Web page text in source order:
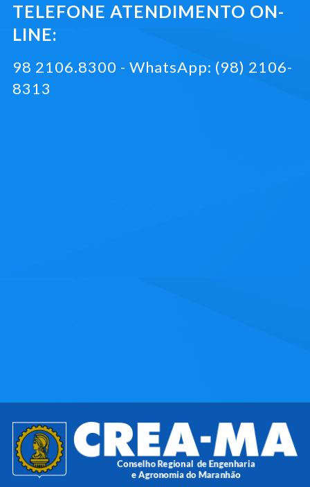
TELEFONE ATENDIMENTO ON-
LINE:
98 2106.8300 - WhatsApp: (98) 2106-
8313